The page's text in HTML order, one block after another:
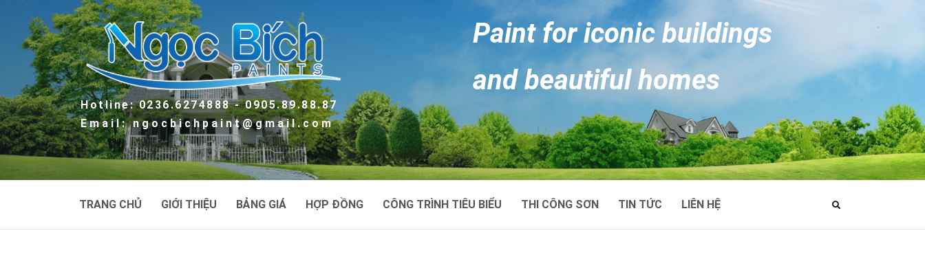
Hotline: 0236.6274888 - 0905.89.88.87
Email: ngocbichpaint@gmail.com
Paint for iconic buildings
and beautiful homes
TRANG CHỦ GIỚI THIỆU BẢNG GIÁ HỢP ĐỒNG CÔNG TRÌNH TIÊU BIỂU THI CÔNG SƠN TIN TỨC LIÊN HỆ